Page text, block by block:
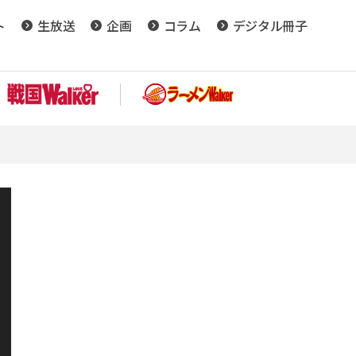
生放送 企画 コラム
デジタル冊子